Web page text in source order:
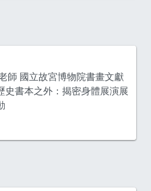
師 國立故宮博物院書畫文獻
史書本之外：揭密身體展演展